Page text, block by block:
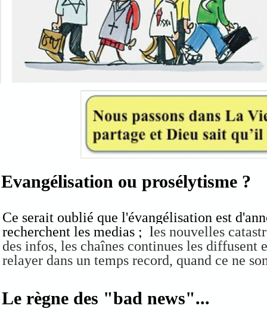
Evangélisation ou prosélytisme ?
Le règne des "bad news"...
Ce serait oublié que l'évangélisation est
recherchent les medias ; les nouvelles
des infos, les chaînes continues les
relayer dans un temps record, quand ce ne